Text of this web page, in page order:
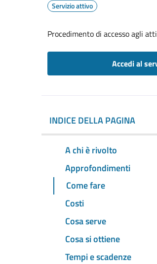
Servizio attivo
Procedimento di accesso agli
Accedi al
INDICE DELLA PAGINA
A chi è rivolto
Approfondimenti
Come fare
Costi
Cosa serve
Cosa si ottiene
Tempi e scadenze